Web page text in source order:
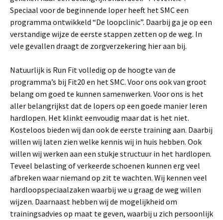
Speciaal voor de beginnende loper heeft het SMC een
programma ontwikkeld “De loopclinic”. Daarbij ga je op een
verstandige wijze de eerste stappen zetten op de weg. In
vele gevallen draagt de zorgverzekering hier aan bij.
Natuurlijk is Run Fit volledig op de hoogte van de
programma’s bij Fit20 en het SMC. Voor ons ook van groot
belang om goed te kunnen samenwerken. Voor ons is het
aller belangrijkst dat de lopers op een goede manier leren
hardlopen. Het klinkt eenvoudig maar dat is het niet.
Kosteloos bieden wij dan ook de eerste training aan. Daarbij
willen wij laten zien welke kennis wij in huis hebben. Ook
willen wij werken aan een stukje structuur in het hardlopen.
Teveel belasting of verkeerde schoenen kunnen erg veel
afbreken waar niemand op zit te wachten. Wij kennen veel
hardloopspeciaalzaken waarbij we u graag de weg willen
wijzen. Daarnaast hebben wij de mogelijkheid om
trainingsadvies op maat te geven, waarbij u zich persoonlijk